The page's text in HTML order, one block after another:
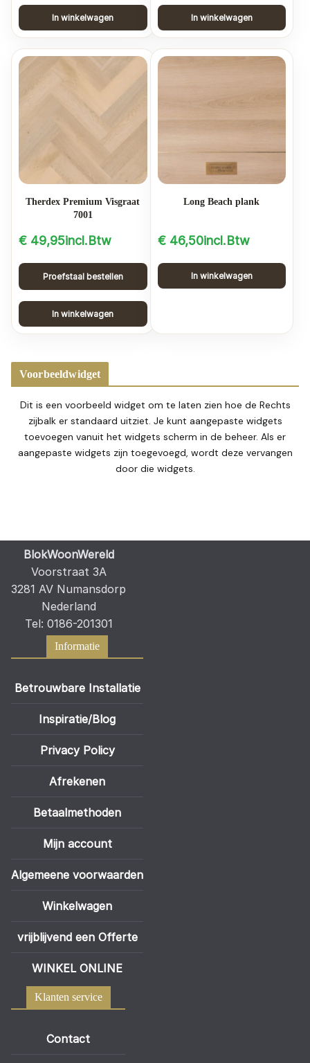
In winkelwagen In winkelwagen
Therdex Premium Visgraat
7001
€ 49,95incl.Btw
Proefstaal bestellen
In winkelwagen
Long Beach plank
€46,50incl.Btw
In winkelwagen
Voorbeeldwidget
Dit is een voorbeeld widget om te laten zien hoe de Rechts
zijbalk er standaard uitziet. Je kunt aangepaste widgets
toevoegen vanuit het widgets scherm in de beheer. Als er
aangepaste widgets zijn toegevoegd, wordt deze vervangen
door die widgets.
BlokWoonWereld
Voorstraat 3A
3281 AV Numansdorp
Nederland
Tel: 0186-201301
Informatie
Betrouwbare Installatie
Inspiratie/Blog
Privacy Policy
Afrekenen
Betaalmethoden
Mijn account
Algemeene voorwaarden
Winkelwagen
vrijblijvend een Offerte
WINKEL ONLINE
Klanten service
Contact